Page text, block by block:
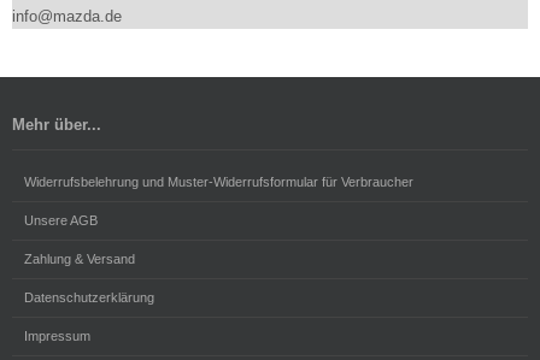
info@mazda.de
Mehr über...
Widerrufsbelehrung und Muster-Widerrufsformular für Verbraucher
Unsere AGB
Zahlung & Versand
Datenschutzerklärung
Impressum